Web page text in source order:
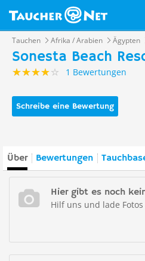
Tauchen Afrika / Arabien Ägypten
Sonesta Beach
1 Bewertungen
Schreibe eine Bewertung
Über Bewertungen
Hier gibt es noch
Hilf uns und lade